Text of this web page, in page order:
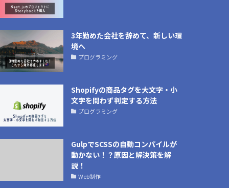
3年勤めた会社を辞めて、新しい環
境へ
プログラミング
Shopifyの商品タグを大文字・小
文字を問わず判定する方法
プログラミング
GulpでSCSSの自動コンパイルが
動かない！？原因と解決策を解
説！
Web制作